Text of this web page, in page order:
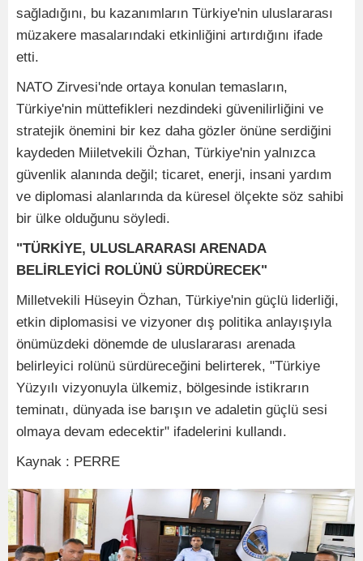
sağladığını, bu kazanımların Türkiye'nin uluslararası
müzakere masalarındaki etkinliğini artırdığını ifade
etti.
NATO Zirvesi'nde ortaya konulan temasların,
Türkiye'nin müttefikleri nezdindeki güvenilirliğini ve
stratejik önemini bir kez daha gözler önüne serdiğini
kaydeden Miiletvekili Özhan, Türkiye'nin yalnızca
güvenlik alanında değil; ticaret, enerji, insani yardım
ve diplomasi alanlarında da küresel ölçekte söz sahibi
bir ülke olduğunu söyledi.
"TÜRKİYE, ULUSLARARASI ARENADA
BELİRLEYİCİ ROLÜNÜ SÜRDÜRECEK"
Milletvekili Hüseyin Özhan, Türkiye'nin güçlü liderliği,
etkin diplomasisi ve vizyoner dış politika anlayışıyla
önümüzdeki dönemde de uluslararası arenada
belirleyici rolünü sürdüreceğini belirterek, "Türkiye
Yüzyılı vizyonuyla ülkemiz, bölgesinde istikrarın
teminatı, dünyada ise barışın ve adaletin güçlü sesi
olmaya devam edecektir" ifadelerini kullandı.
Kaynak : PERRE